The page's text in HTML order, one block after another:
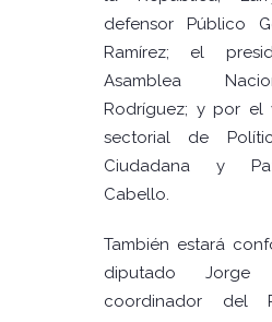
defensor Público
Ramírez; el
Asamblea
Rodríguez; y por el
sectorial de
Ciudadana y
Cabello.
También estará
diputado Jorge
coordinador del